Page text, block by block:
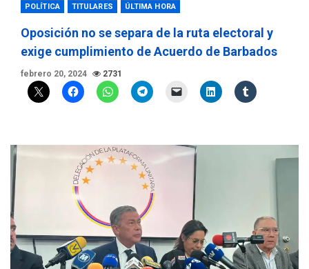
POLÍTICA TITULARES ÚLTIMA HORA
Oposición no se separa de la ruta electoral y
exige cumplimiento de Acuerdo de Barbados
febrero 20, 2024 2731